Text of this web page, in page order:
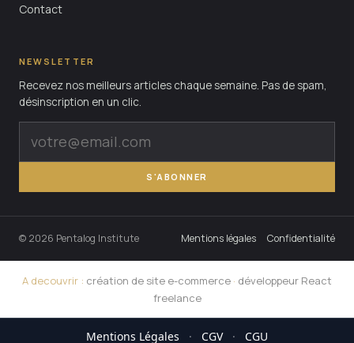
Contact
NEWSLETTER
Recevez nos meilleurs articles chaque semaine. Pas de spam,
désinscription en un clic.
S'ABONNER
© 2026 Pentalog Institute Mentions légales Confidentialité
A decouvrir : création de site e-commerce · développeur React
freelance
Mentions Légales · CGV · CGU